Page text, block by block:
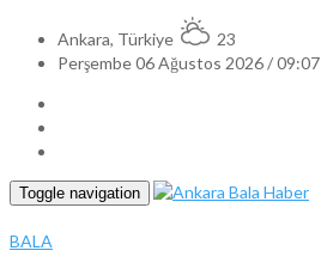
Ankara, Türkiye
23
Perşembe 06 Ağustos 2026 / 09:07
Toggle navigation
BALA